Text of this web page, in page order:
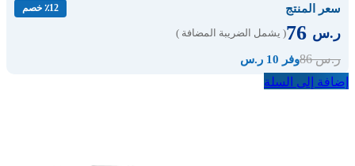
سعر المنتج ٪12 خصم
ر.س ( يشمل الضريبة المضافة )
ر.س86 وفر 10 ر.س
إضافة إلى السلة